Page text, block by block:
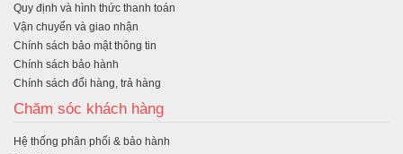
Quy định và hình thức thanh toán
Vận chuyển và giao nhận
Chính sách bảo mật thông tin
Chính sách bảo hành
Chính sách đổi hàng, trả hàng
Chăm sóc khách hàng
Hệ thống phân phối & bảo hành